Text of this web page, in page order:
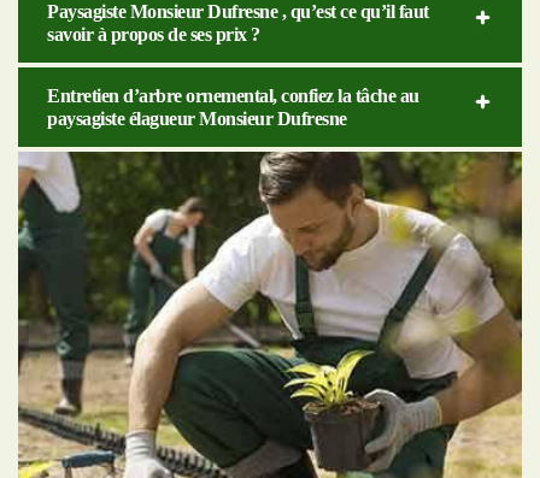
Paysagiste Monsieur Dufresne , qu’est ce qu’il faut
savoir à propos de ses prix ?
Entretien d’arbre ornemental, confiez la tâche au
paysagiste élagueur Monsieur Dufresne